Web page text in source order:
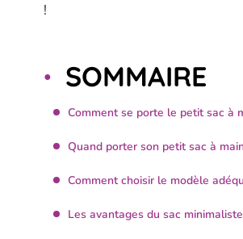
!
SOMMAIRE
Comment se porte le petit sac à
Quand porter son petit sac à
Comment choisir le modèle
Les avantages du sac